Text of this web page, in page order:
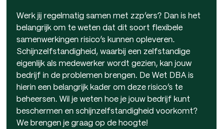
Werk jij regelmatig samen met zzp’ers? Dan is het
belangrijk om te weten dat dit soort flexibele
samenwerkingen risico’s kunnen opleveren.
Schijnzelfstandigheid, waarbij een zelfstandige
eigenlijk als medewerker wordt gezien, kan jouw
bedrijf in de problemen brengen. De Wet DBA is
hierin een belangrijk kader om deze risico’s te
beheersen. Wil je weten hoe je jouw bedrijf kunt
beschermen en schijnzelfstandigheid voorkomt?
We brengen je graag op de hoogte!